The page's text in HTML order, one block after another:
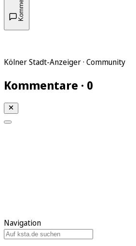
Kölner Stadt-Anzeiger · Community
Kommentare · 0
Navigation